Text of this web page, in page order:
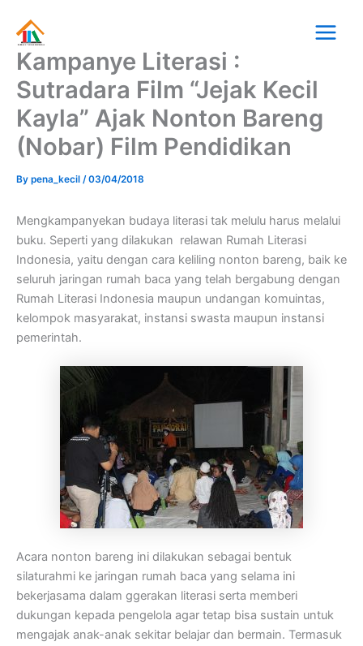
content
Kampanye Literasi :
Sutradara Film “Jejak Kecil
Kayla” Ajak Nonton Bareng
(Nobar) Film Pendidikan
By pena_kecil /03/04/2018
Mengkampanyekan budaya literasi tak melulu harus melalui
buku. Seperti yang dilakukan relawan Rumah Literasi
Indonesia, yaitu dengan cara keliling nonton bareng, baik ke
seluruh jaringan rumah baca yang telah bergabung dengan
Rumah Literasi Indonesia maupun undangan komuintas,
kelompok masyarakat, instansi swasta maupun instansi
pemerintah.
Acara nonton bareng ini dilakukan sebagai bentuk
silaturahmi ke jaringan rumah baca yang selama ini
bekerjasama dalam ggerakan literasi serta memberi
dukungan kepada pengelola agar tetap bisa sustain untuk
mengajak anak-anak sekitar belajar dan bermain. Termasuk